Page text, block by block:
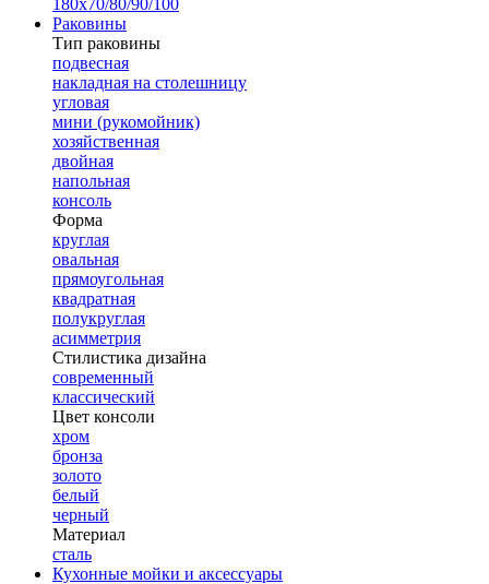
180х70/80/90/100
Раковины
Тип раковины
подвесная
накладная на столешницу
угловая
мини (рукомойник)
хозяйственная
двойная
напольная
консоль
Форма
круглая
овальная
прямоугольная
квадратная
полукруглая
асимметрия
Стилистика дизайна
современный
классический
Цвет консоли
хром
бронза
золото
белый
черный
Материал
сталь
Кухонные мойки и аксессуары